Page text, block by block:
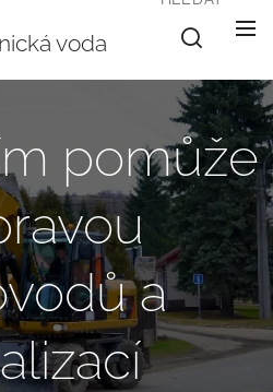
voda
pomůže
a